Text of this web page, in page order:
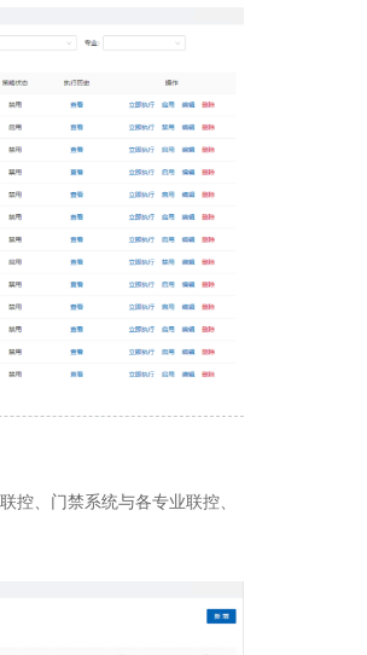
控、门禁系统与各专业联控、